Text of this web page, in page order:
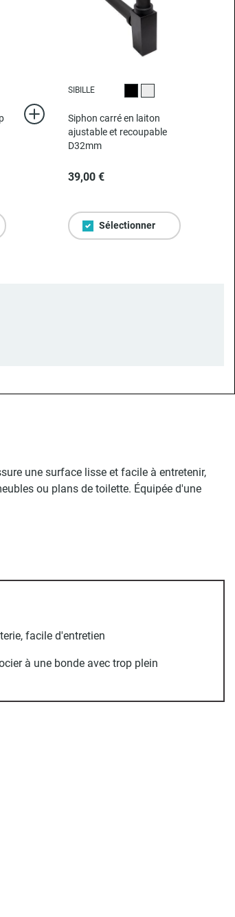
SIBILLE
NoirChromé
Siphon carré en laiton
ajustable et recoupable
D32mm
39,00 €
Sélectionner
une surface lisse et facile à entretenir,
ou plans de toilette. Équipée d'une
facile d'entretien
à une bonde avec trop plein